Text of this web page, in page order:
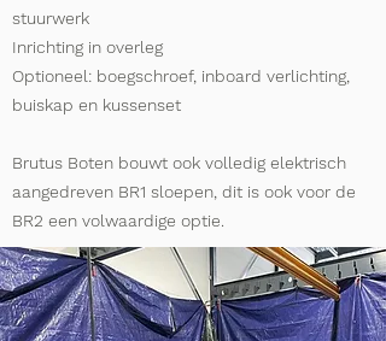
stuurwerk
Inrichting in overleg
Optioneel: boegschroef, inboard verlichting,
buiskap en kussenset
Brutus Boten bouwt ook volledig elektrisch
aangedreven BR1 sloepen, dit is ook voor de
BR2 een volwaardige optie.